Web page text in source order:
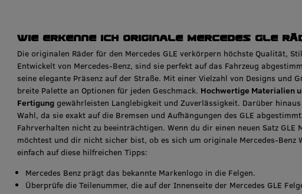
Wie erkenne ich originale Mercedes GLE
Die originalen Räder für den Mercedes GLE verkörpern höchste Qualität,
Entwickelt von Mercedes-Benz, sind sie perfekt auf das Fahrzeug
seine elegante Präsenz auf der Straße. Mit einer Vielzahl von Designs und
breite Palette an Optionen für jeden Geschmack. Hochwertige Materialien
Fertigung gewährleisten Langlebigkeit und Zuverlässigkeit. Darüber
Wahl, da sie exakt auf die Bremsen und Aufhängungen des GLE
Fahrverhalten nicht zu beeinträchtigen. Wenn du dir einen neuen Satz GLE
möchtest und dir nicht sicher bist, ob es sich um originale Mercedes-Benz
einfach auf diese hilfreichen Tipps:
Mercedes Benz prägt das bekannte Markenlogo in die Felgen.
Überprüfe die Teilenummer, die auf der Innenseite der Mercedes GLE